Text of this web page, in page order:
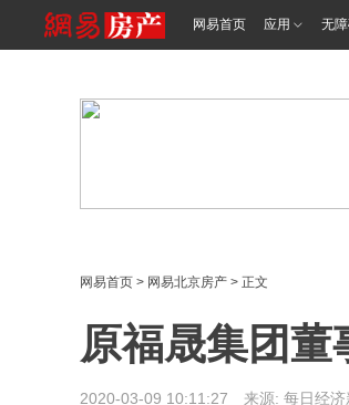
网易首页 应用 无
网易首页 > 网易北京房产 > 正文
原福晟集团
2020-03-09 10:11:27 来源: 每日经济